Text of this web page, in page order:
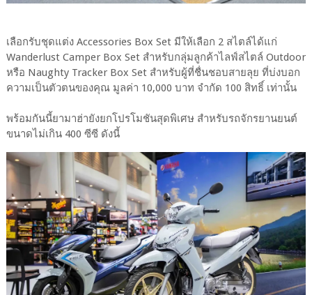
เลือกรับชุดแต่ง Accessories Box Set มีให้เลือก 2 สไตล์ได้แก่
Wanderlust Camper Box Set สำหรับกลุ่มลูกค้าไลฟ์สไตล์ Outdoor
หรือ Naughty Tracker Box Set สำหรับผู้ที่ชื่นชอบสายลุย ที่บ่งบอก
ความเป็นตัวตนของคุณ มูลค่า 10,000 บาท จำกัด 100 สิทธิ์ เท่านั้น
พร้อมกันนี้ยามาฮ่ายังยกโปรโมชันสุดพิเศษ สำหรับรถจักรยานยนต์
ขนาดไม่เกิน 400 ซีซี ดังนี้